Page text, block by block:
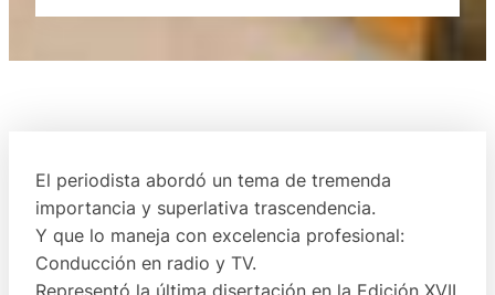
El periodista abordó un tema de tremenda
importancia y superlativa trascendencia.
Y que lo maneja con excelencia profesional:
Conducción en radio y TV.
Representó la última disertación en la Edición XVII